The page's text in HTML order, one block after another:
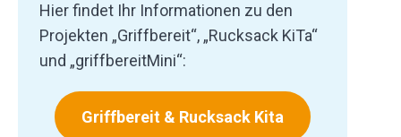
Hier findet Ihr Informationen zu den
Projekten „Griffbereit“, „Rucksack KiTa“
und „griffbereitMini“:
Griffbereit & Rucksack Kita